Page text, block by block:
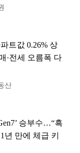
트값 0.26% 상
·전세 오름폭 다
산
승부수…“흑
년 만에 체급 키